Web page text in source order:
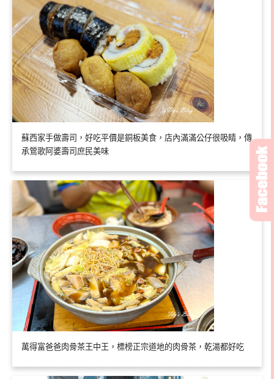
蘇西家手做壽司，好吃平價是銅板美食，店內滿滿公仔很吸睛，傳
承鶯歌阿婆壽司庶民美味
萬得富爸爸肉骨茶王中王，標榜正宗道地的肉骨茶，乾湯都好吃